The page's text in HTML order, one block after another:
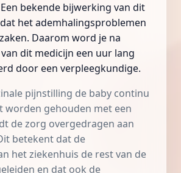
bekende bijwerking van dit
hetademhalingsproblemen
Daarom word je na
dit medicijn een uur lang
door een verpleegkundige.
pijnstilling de baby continu
worden gehouden met een
de zorg overgedragen aan
betekent dat de
het ziekenhuis de rest van de
en dat ook de